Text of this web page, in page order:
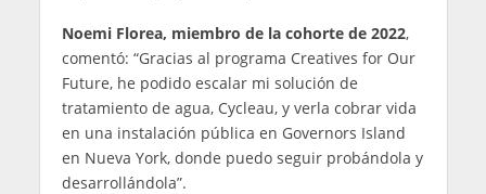
Noemi Florea, miembro de la cohorte de 2022,
comentó: “Gracias al programa Creatives for Our
Future, he podido escalar mi solución de
tratamiento de agua, Cycleau, y verla cobrar vida
en una instalación pública en Governors Island
en Nueva York, donde puedo seguir probándola y
desarrollándola”.